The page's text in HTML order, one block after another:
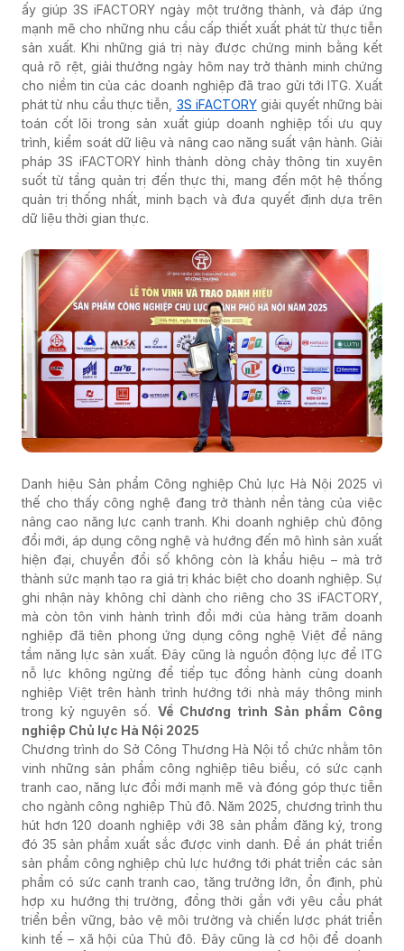
ấy giúp 3S iFACTORY ngày một trưởng thành, và đáp ứng
mạnh mẽ cho những nhu cầu cấp thiết xuất phát từ thực tiễn
sản xuất. Khi những giá trị này được chứng minh bằng kết
quả rõ rệt, giải thưởng ngày hôm nay trở thành minh chứng
cho niềm tin của các doanh nghiệp đã trao gửi tới ITG. Xuất
phát từ nhu cầu thực tiễn, 3S iFACTORYgiải quyết những bài
toán cốt lõi trong sản xuất giúp doanh nghiệp tối ưu quy
trình, kiểm soát dữ liệu và nâng cao năng suất vận hành. Giải
pháp 3S iFACTORY hình thành dòng chảy thông tin xuyên
suốt từ tầng quản trị đến thực thi, mang đến một hệ thống
quản trị thống nhất, minh bạch và đưa quyết định dựa trên
dữ liệu thời gian thực.
Danh hiệu Sản phẩm Công nghiệp Chủ lực Hà Nội 2025 vì
thế cho thấy công nghệ đang trở thành nền tảng của việc
nâng cao năng lực cạnh tranh. Khi doanh nghiệp chủ động
đổi mới, áp dụng công nghệ và hướng đến mô hình sản xuất
hiện đại, chuyển đổi số không còn là khẩu hiệu – mà trở
thành sức mạnh tạo ra giá trị khác biệt cho doanh nghiệp. Sự
ghi nhận này không chỉ dành cho riêng cho 3S iFACTORY,
mà còn tôn vinh hành trình đổi mới của hàng trăm doanh
nghiệp đã tiên phong ứng dụng công nghệ Việt để nâng
tầm năng lực sản xuất. Đây cũng là nguồn động lực để ITG
nỗ lực không ngừng để tiếp tục đồng hành cùng doanh
nghiệp Việt trên hành trình hướng tới nhà máy thông minh
trong kỷ nguyên số. Về Chương trình Sản phẩm Công
nghiệp Chủ lực Hà Nội 2025
Chương trình do Sở Công Thương Hà Nội tổ chức nhằm tôn
vinh những sản phẩm công nghiệp tiêu biểu, có sức cạnh
tranh cao, năng lực đổi mới mạnh mẽ và đóng góp thực tiễn
cho ngành công nghiệp Thủ đô. Năm 2025, chương trình thu
hút hơn 120 doanh nghiệp với 38 sản phẩm đăng ký, trong
đó 35 sản phẩm xuất sắc được vinh danh. Đề án phát triển
sản phẩm công nghiệp chủ lực hướng tới phát triển các sản
phẩm có sức cạnh tranh cao, tăng trưởng lớn, ổn định, phù
hợp xu hướng thị trường, đồng thời gắn với yêu cầu phát
triển bền vững, bảo vệ môi trường và chiến lược phát triển
kinh tế – xã hội của Thủ đô. Đây cũng là cơ hội để doanh